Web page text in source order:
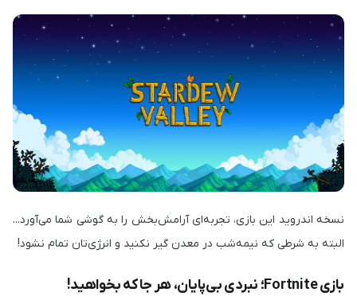
نسخه اندروید این بازی، تجربه‌ای آرامش‌بخش را به گوشی شما می‌آورد...
البته به شرطی که نیمه‌شب در معدن گیر نکنید و انرژی‌تان تمام نشود!
بازی Fortnite؛ نبردی بی‌پایان، هر جا که بخواهید!